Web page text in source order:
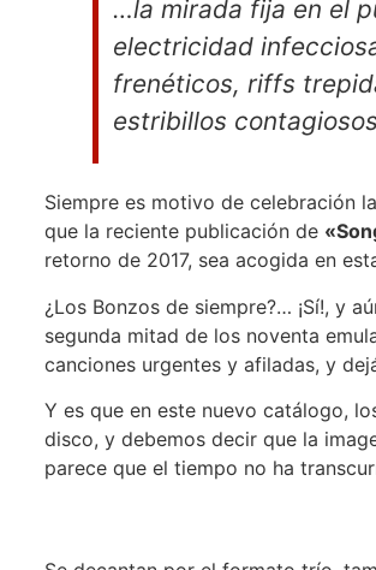
…la mirada fija en el
electricidad
frenéticos, riffs
estribillos
Siempre es motivo de celebración
que la reciente publicación de
retorno de 2017, sea acogida en
¿Los Bonzos de siempre?… ¡Sí!, y
segunda mitad de los noventa
canciones urgentes y afiladas, y
Y es que en este nuevo catálogo,
disco, y debemos decir que la
parece que el tiempo no ha